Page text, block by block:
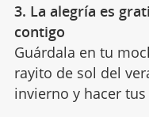
3. La alegría es
contigo
Guárdala en tu
rayito de sol del
invierno y hacer